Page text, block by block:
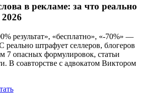
в рекламе: за что реально
результат», «бесплатно», «-70%» —
реально штрафует селлеров, блогеров
7 опасных формулировок, статьи
В соавторстве с адвокатом Виктором